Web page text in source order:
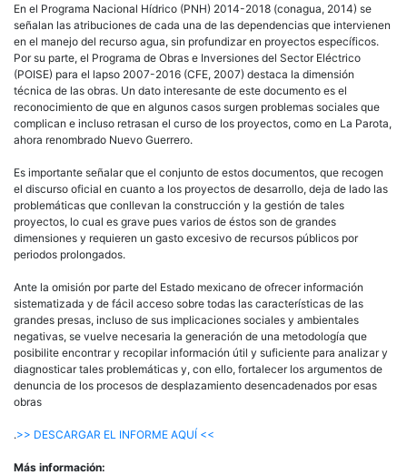
En el Programa Nacional Hídrico (PNH) 2014-2018 (conagua, 2014) se
señalan las atribuciones de cada una de las dependencias que intervienen
en el manejo del recurso agua, sin profundizar en proyectos específicos.
Por su parte, el Programa de Obras e Inversiones del Sector Eléctrico
(POISE) para el lapso 2007-2016 (CFE, 2007) destaca la dimensión
técnica de las obras. Un dato interesante de este documento es el
reconocimiento de que en algunos casos surgen problemas sociales que
complican e incluso retrasan el curso de los proyectos, como en La Parota,
ahora renombrado Nuevo Guerrero.
Es importante señalar que el conjunto de estos documentos, que recogen
el discurso oficial en cuanto a los proyectos de desarrollo, deja de lado las
problemáticas que conllevan la construcción y la gestión de tales
proyectos, lo cual es grave pues varios de éstos son de grandes
dimensiones y requieren un gasto excesivo de recursos públicos por
periodos prolongados.
Ante la omisión por parte del Estado mexicano de ofrecer información
sistematizada y de fácil acceso sobre todas las características de las
grandes presas, incluso de sus implicaciones sociales y ambientales
negativas, se vuelve necesaria la generación de una metodología que
posibilite encontrar y recopilar información útil y suficiente para analizar y
diagnosticar tales problemáticas y, con ello, fortalecer los argumentos de
denuncia de los procesos de desplazamiento desencadenados por esas
obras
.>> DESCARGAR EL INFORME AQUÍ <<
Más información: